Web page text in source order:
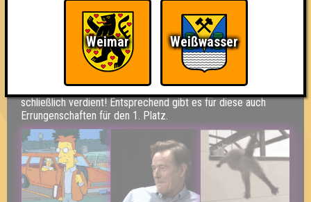
Team Bescheidenheit
Errungenschaften
Kleiner Hinweis: bei uns sind Teams, die in einem Stechen
verlieren, trotzdem auf dem 1. Platz - den haben sie sich
schließlich verdient! Entsprechend gibt es für diese auch
Errungenschaften für den 1. Platz.
Weimar Weißwasser